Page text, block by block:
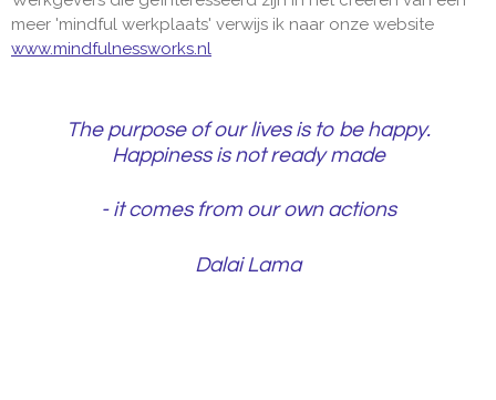
meer 'mindful werkplaats' verwijs ik naar onze website
www.mindfulnessworks.nl
The purpose of our lives is to be happy.
Happiness is not ready made
- it comes from our own actions
Dalai Lama